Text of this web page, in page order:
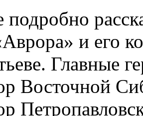
и его
Главные
Восточной